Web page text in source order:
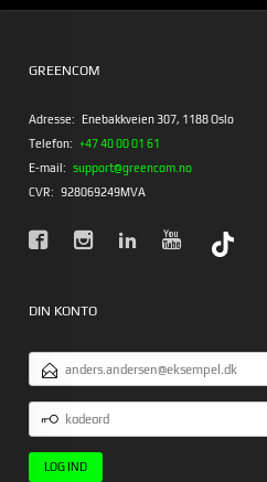
GREENCOM
Adresse: Enebakkveien 307, 1188 Oslo
Telefon: +47 40 00 01 61
E-mail: support@greencom.no
CVR: 928069249MVA
DIN KONTO
EMAILADRESSE